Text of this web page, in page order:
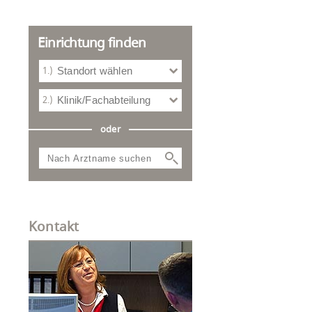
Einrichtung finden
Standort wählen
Klinik/Fachabteilung
oder
Kontakt